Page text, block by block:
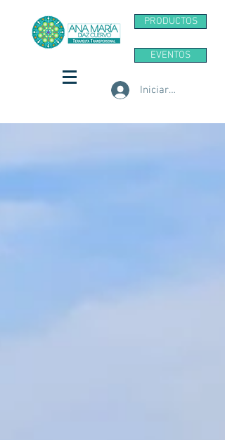
PRODUCTOS
EVENTOS
Iniciar sesión